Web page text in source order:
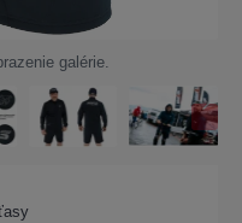
galérie.